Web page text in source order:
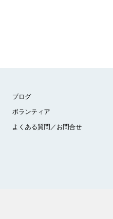
ブログ
ボランティア
よくある質問／お問合せ